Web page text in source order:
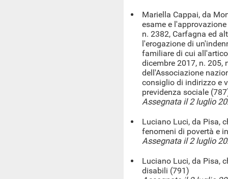
Mariella Cappai, da
esame e
n. 2382, Carfagna ed
l'erogazione di
familiare di cui
dicembre 2017, n. 205,
dell'Associazione
consiglio di indirizzo e
previdenza sociale
Assegnata il 2 luglio
Luciano Luci, da Pisa,
fenomeni di povertà e
Assegnata il 2 luglio
Luciano Luci, da Pisa,
disabili (791)